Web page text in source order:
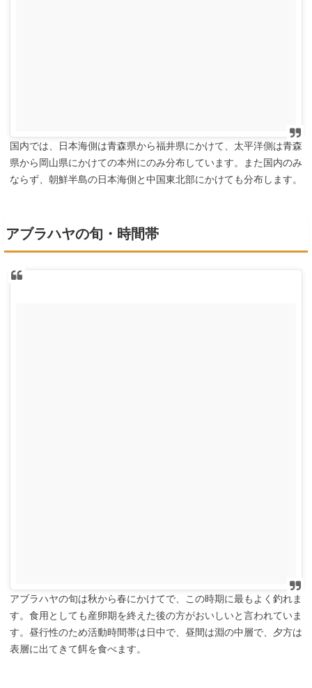
国内では、日本海側は青森県から福井県にかけて、太平洋側は青森
県から岡山県にかけての本州にのみ分布しています。また国内のみ
ならず、朝鮮半島の日本海側と中国東北部にかけても分布します。
アブラハヤの旬・時間帯
アブラハヤの旬は秋から春にかけてで、この時期に最もよく釣れま
す。食用としても産卵期を終えた後の方がおいしいと言われていま
す。昼行性のため活動時間帯は日中で、昼間は淵の中層で、夕方は
表層に出てきて餌を食べます。